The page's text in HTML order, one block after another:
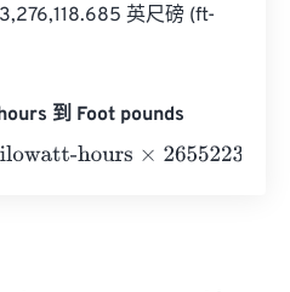
英尺磅 (ft-
到 Foot pounds
hours×2655223.7375=